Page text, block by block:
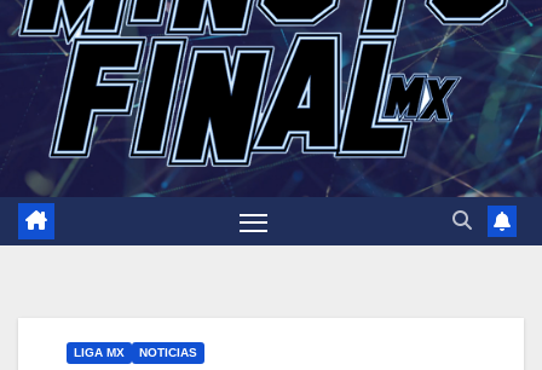
LIGA MX NOTICIAS